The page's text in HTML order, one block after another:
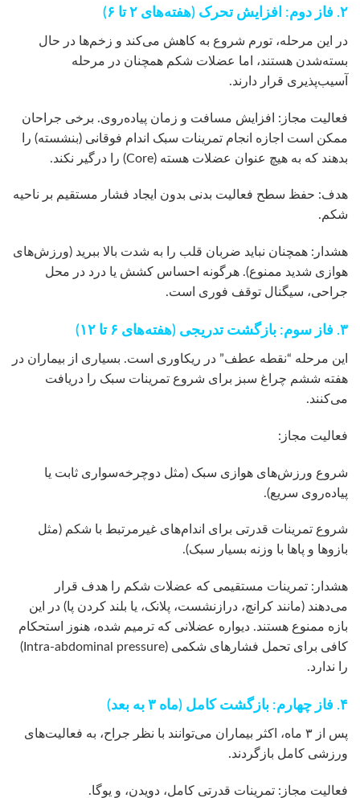
۲. فاز دوم: افزایش تحرک (هفته‌های ۲ تا ۶)
در این مرحله، تورم شروع به کاهش می‌کند و زخم‌ها در حال
بسته‌شدن هستند، اما عضلات شکم همچنان در مرحله
آسیب‌پذیری قرار دارند.
فعالیت مجاز: افزایش مسافت و زمان پیاده‌روی. برخی جراحان
ممکن است اجازه انجام تمرینات سبک اندام فوقانی (بنشسته) را
بدهند که به هیچ عنوان عضلات هسته (Core) را درگیر نکند.
هدف: حفظ سطح فعالیت بدنی بدون ایجاد فشار مستقیم بر ناحیه
شکم.
هشدار: همچنان نباید ضربان قلب را به شدت بالا ببرید (ورزش‌های
هوازی شدید ممنوع). هرگونه احساس کشش یا درد در محل
جراحی، سیگنال توقف فوری است.
۳. فاز سوم: بازگشت تدریجی (هفته‌های ۶ تا ۱۲)
این مرحله “نقطه عطف” در ریکاوری است. بسیاری از بیماران در
هفته ششم چراغ سبز برای شروع تمرینات سبک را دریافت
می‌کنند.
فعالیت مجاز:
شروع ورزش‌های هوازی سبک (مثل دوچرخه‌سواری ثابت یا
پیاده‌روی سریع).
شروع تمرینات قدرتی برای اندام‌های غیرمرتبط با شکم (مثل
بازوها و پاها با وزنه بسیار سبک).
هشدار: تمرینات مستقیمی که عضلات شکم را هدف قرار
می‌دهند (مانند کرانچ، درازنشست، پلانک، یا بلند کردن پا) در این
بازه ممنوع هستند. دیواره عضلانی که ترمیم شده، هنوز استحکام
کافی برای تحمل فشارهای شکمی (Intra-abdominal pressure)
را ندارد.
۴. فاز چهارم: بازگشت کامل (ماه ۳ به بعد)
پس از ۳ ماه، اکثر بیماران می‌توانند با نظر جراح، به فعالیت‌های
ورزشی کامل بازگردند.
فعالیت مجاز: تمرینات قدرتی کامل، دویدن، و یوگا.